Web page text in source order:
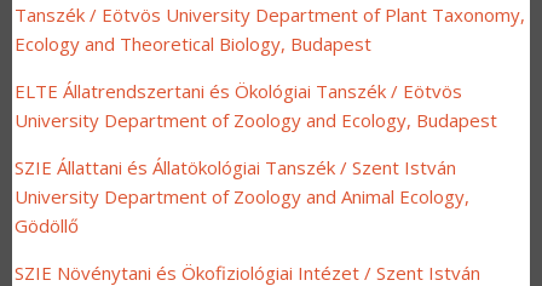
Tanszék / Eötvös University Department of Plant Taxonomy,
Ecology and Theoretical Biology, Budapest
ELTE Állatrendszertani és Ökológiai Tanszék / Eötvös
University Department of Zoology and Ecology, Budapest
SZIE Állattani és Állatökológiai Tanszék / Szent István
University Department of Zoology and Animal Ecology,
Gödöllő
SZIE Növénytani és Ökofiziológiai Intézet / Szent István